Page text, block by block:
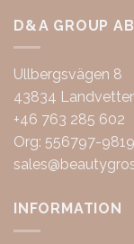
D&A GROUP AB
Ullbergsvägen 8
43834
+46 763 285 602
Org: 556797-9819
INFORMATION